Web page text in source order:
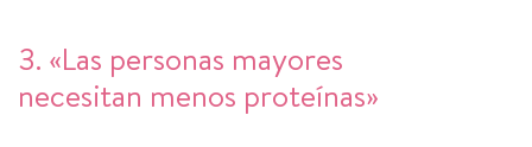
3. «Las personas mayores
necesitan menos proteínas»